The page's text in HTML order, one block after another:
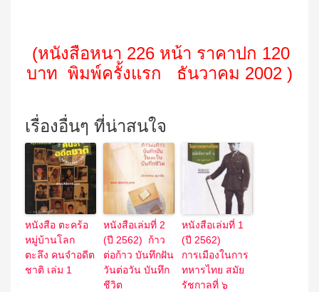
(หนังสือหนา 226 หน้า ราคาปก 120
บาท พิมพ์ครั้งแรก ธันวาคม 2002 )
เรื่องอื่นๆ ที่น่าสนใจ
หนังสือ ตะคร้อ
หมู่บ้านโลก
ตะลึง คนจำอดีต
ชาติ เล่ม 1
หนังสือเล่มที่ 2
(ปี 2562) ก้าว
ต่อก้าว บันทึกฝัน
วันต่อวัน บันทึก
ชีวิต
หนังสือเล่มที่ 1
(ปี 2562)
การเมืองในการ
ทหารไทย สมัย
รัชกาลที่ ๖